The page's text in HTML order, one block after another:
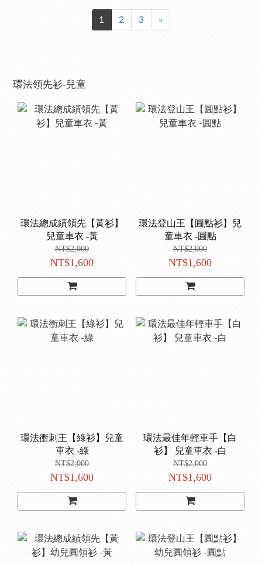
1 2 3 »
環法領先衫-兒童
環法總成績領先【黃衫】
兒童車衣 -黃
NT$2,000
NT$1,600
環法登山王【圓點衫】兒
童車衣 -圓點
NT$2,000
NT$1,600
環法衝刺王【綠衫】兒童
車衣 -綠
NT$2,000
NT$1,600
環法最佳年輕車手【白
衫】 兒童車衣 -白
NT$2,000
NT$1,600